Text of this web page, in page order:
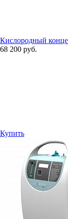
Кислородный
68 200 руб.
Купить